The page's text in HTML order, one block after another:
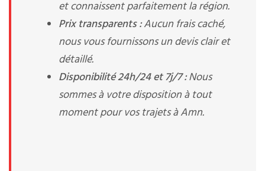
et connaissent parfaitement la région.
Prix transparents :Aucun frais caché,
nous vous fournissons un devis clair et
détaillé.
Disponibilité 24h/24 et 7j/7 :Nous
sommes à votre disposition à tout
moment pour vos trajets à Amn.